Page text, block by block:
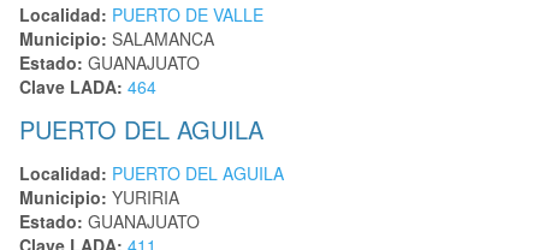
Localidad: PUERTO DE VALLE
Municipio: SALAMANCA
Estado: GUANAJUATO
Clave LADA: 464
PUERTO DEL AGUILA
Localidad: PUERTO DEL AGUILA
Municipio: YURIRIA
Estado: GUANAJUATO